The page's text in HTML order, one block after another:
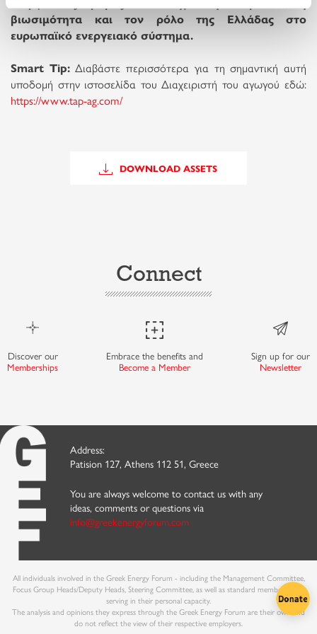
βιωσιμότητα και τον ρόλο της Ελλάδας στο
ευρωπαϊκό ενεργειακό σύστημα.
Smart Tip:Διαβάστε περισσότερα για τη σημαντική αυτή
υποδομή στην ιστοσελίδα του Διαχειριστή του αγωγού εδώ:
https://www.tap-ag.com/
DOWNLOAD ASSETS
Connect
Discover our
Memberships
Embrace the benefits and
Become a Member
Sign up for our
Newsletter
Address:
Patision 127, Athens 112 51, Greece
You are always welcome to contact us with any
ideas, comments or questions via
info@greekenergyforum.com
All individuals involved in the Greek Energy Forum - including the Management Committee,
Focus Group Heads/Deputy Heads, Steering Committee, as well as standard members - are
serving in their personal capacity.
The analysis and opinions they express through the Greek Energy Forum are their own and
do not reflect the view of their respective employers.